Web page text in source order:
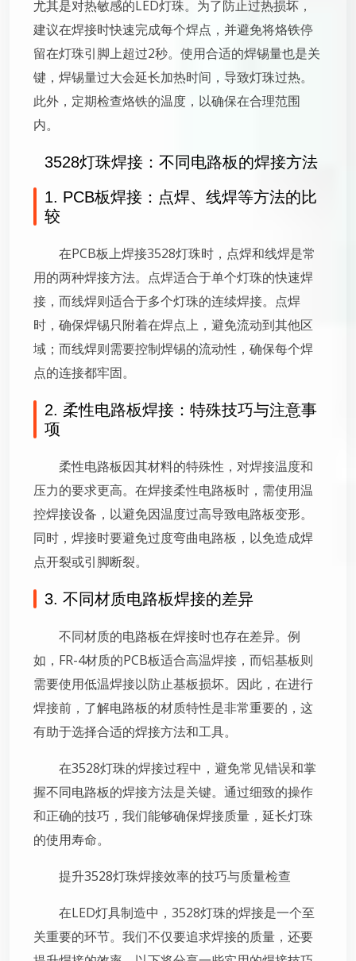
尤其是对热敏感的LED灯珠。为了防止过热损坏，
建议在焊接时快速完成每个焊点，并避免将烙铁停
留在灯珠引脚上超过2秒。使用合适的焊锡量也是关
键，焊锡量过大会延长加热时间，导致灯珠过热。
此外，定期检查烙铁的温度，以确保在合理范围
内。
3528灯珠焊接：不同电路板的焊接方法
1. PCB板焊接：点焊、线焊等方法的比
较
在PCB板上焊接3528灯珠时，点焊和线焊是常
用的两种焊接方法。点焊适合于单个灯珠的快速焊
接，而线焊则适合于多个灯珠的连续焊接。点焊
时，确保焊锡只附着在焊点上，避免流动到其他区
域；而线焊则需要控制焊锡的流动性，确保每个焊
点的连接都牢固。
2. 柔性电路板焊接：特殊技巧与注意事
项
柔性电路板因其材料的特殊性，对焊接温度和
压力的要求更高。在焊接柔性电路板时，需使用温
控焊接设备，以避免因温度过高导致电路板变形。
同时，焊接时要避免过度弯曲电路板，以免造成焊
点开裂或引脚断裂。
3. 不同材质电路板焊接的差异
不同材质的电路板在焊接时也存在差异。例
如，FR-4材质的PCB板适合高温焊接，而铝基板则
需要使用低温焊接以防止基板损坏。因此，在进行
焊接前，了解电路板的材质特性是非常重要的，这
有助于选择合适的焊接方法和工具。
在3528灯珠的焊接过程中，避免常见错误和掌
握不同电路板的焊接方法是关键。通过细致的操作
和正确的技巧，我们能够确保焊接质量，延长灯珠
的使用寿命。
提升3528灯珠焊接效率的技巧与质量检查
在LED灯具制造中，3528灯珠的焊接是一个至
关重要的环节。我们不仅要追求焊接的质量，还要